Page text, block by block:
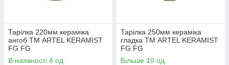
Тарiлка 220мм кераміка
ангоб ТМ ARTEL KERAMIST
FG FG
В наявності 4 од.
Тарiлка 250мм кераміка
гладка ТМ ARTEL KERAMIST
FG FG
Більше 10 од.